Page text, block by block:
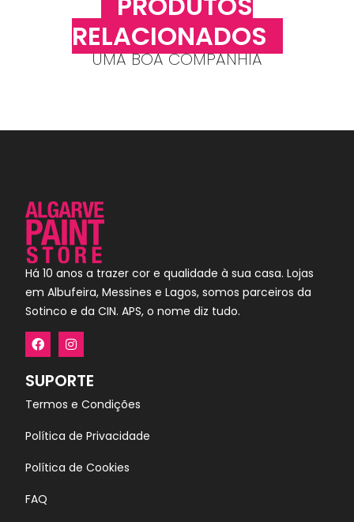
RELACIONADOS
UMA BOA COMPANHIA
Há 10 anos a trazer cor e qualidade à sua casa. Lojas
em Albufeira, Messines e Lagos, somos parceiros da
Sotinco e da CIN. APS, o nome diz tudo.
SUPORTE
Termos e Condições
Política de Privacidade
Política de Cookies
FAQ